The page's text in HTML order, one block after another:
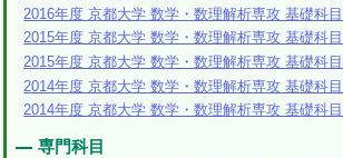
2016年度 京都大学 数学・数理解析専攻 基礎科目
2015年度 京都大学 数学・数理解析専攻 基礎科目
2015年度 京都大学 数学・数理解析専攻 基礎科目
2014年度 京都大学 数学・数理解析専攻 基礎科目
2014年度 京都大学 数学・数理解析専攻 基礎科目
専門科目